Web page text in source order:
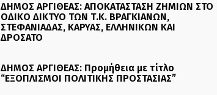
ΔΗΜΟΣ ΑΡΓΙΘΕΑΣ: ΑΠΟΚΑΤΑΣΤΑΣΗ ΖΗΜΙΩΝ ΣΤΟ
ΟΔΙΚΟ ΔΙΚΤΥΟ ΤΩΝ Τ.Κ. ΒΡΑΓΚΙΑΝΩΝ,
ΣΤΕΦΑΝΙΑΔΑΣ, ΚΑΡΥΑΣ, ΕΛΛΗΝΙΚΩΝ ΚΑΙ
ΔΡΟΣΑΤΟ
ΔΗΜΟΣ ΑΡΓΙΘΕΑΣ: Προμήθεια με τίτλο
“ΕΞΟΠΛΙΣΜΟΙ ΠΟΛΙΤΙΚΗΣ ΠΡΟΣΤΑΣΙΑΣ”